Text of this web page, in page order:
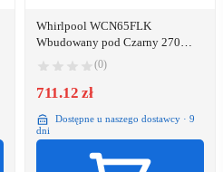
Whirlpool WCN65FLK
Wbudowany pod Czarny 270
(0)
711.12 zł
Dostępne u naszego dostawcy · 9
dni